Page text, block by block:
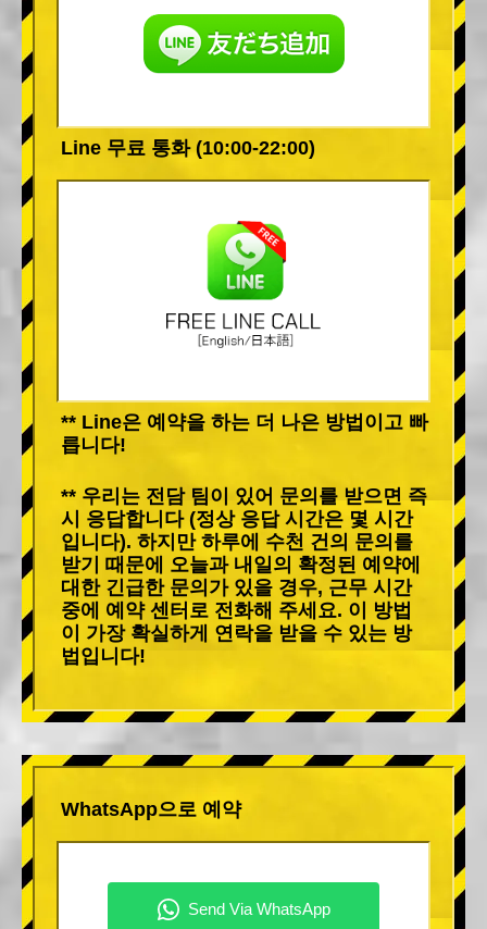
Line 무료 통화 (10:00-22:00)
** Line은 예약을 하는 더 나은 방법이고 빠
릅니다!
** 우리는 전담 팀이 있어 문의를 받으면 즉
시 응답합니다 (정상 응답 시간은 몇 시간
입니다). 하지만 하루에 수천 건의 문의를
받기 때문에 오늘과 내일의 확정된 예약에
대한 긴급한 문의가 있을 경우, 근무 시간
중에 예약 센터로 전화해 주세요. 이 방법
이 가장 확실하게 연락을 받을 수 있는 방
법입니다!
WhatsApp으로 예약